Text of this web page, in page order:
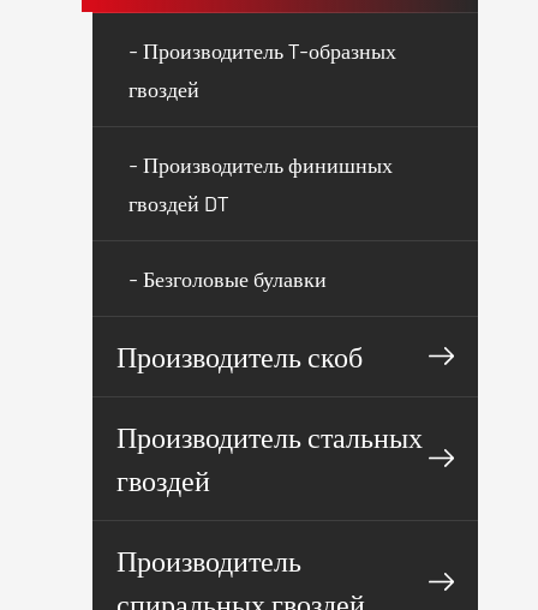
- Производитель T-образных
гвоздей
- Производитель финишных
гвоздей DT
- Безголовые булавки
Производитель скоб
Производитель стальных
гвоздей
Производитель
спиральных гвоздей